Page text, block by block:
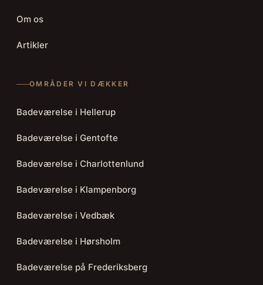
Om os
Artikler
OMRÅDER VI DÆKKER
Badeværelse i Hellerup
Badeværelse i Gentofte
Badeværelse i Charlottenlund
Badeværelse i Klampenborg
Badeværelse i Vedbæk
Badeværelse i Hørsholm
Badeværelse på Frederiksberg